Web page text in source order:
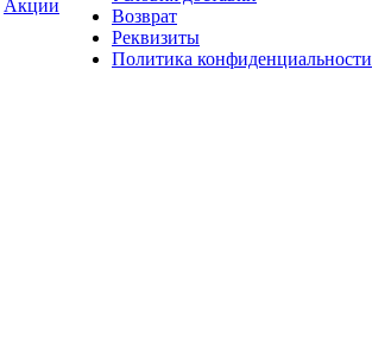
Акции
Возврат
Реквизиты
Политика конфиденциальности